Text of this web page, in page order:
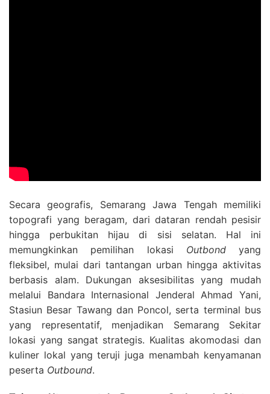
Secara geografis, Semarang Jawa Tengah memiliki
topografi yang beragam, dari dataran rendah pesisir
hingga perbukitan hijau di sisi selatan. Hal ini
memungkinkan pemilihan lokasi Outbondyang
fleksibel, mulai dari tantangan urban hingga aktivitas
berbasis alam. Dukungan aksesibilitas yang mudah
melalui Bandara Internasional Jenderal Ahmad Yani,
Stasiun Besar Tawang dan Poncol, serta terminal bus
yang representatif, menjadikan Semarang Sekitar
lokasi yang sangat strategis. Kualitas akomodasi dan
kuliner lokal yang teruji juga menambah kenyamanan
peserta Outbound.